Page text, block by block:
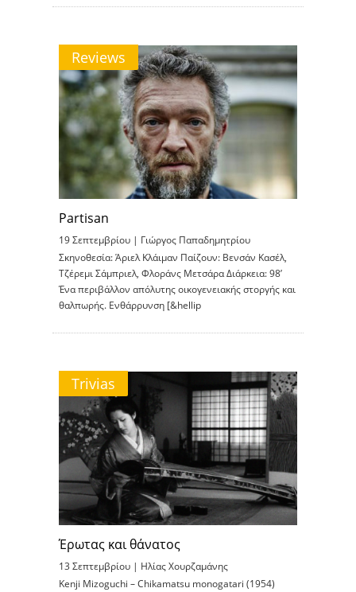
Reviews
Partisan
19 Σεπτεμβρίου | Γιώργος Παπαδημητρίου
Σκηνοθεσία: Άριελ Κλάιμαν Παίζουν: Βενσάν Κασέλ,
Τζέρεμι Σάμπριελ, Φλοράνς Μετσάρα Διάρκεια: 98’
Ένα περιβάλλον απόλυτης οικογενειακής στοργής και
θαλπωρής. Ενθάρρυνση [&hellip
Trivias
Έρωτας και θάνατος
13 Σεπτεμβρίου | Ηλίας Χουρζαμάνης
Kenji Mizoguchi – Chikamatsu monogatari (1954)